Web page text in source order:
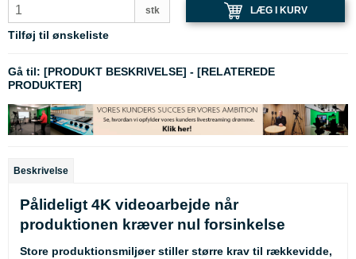
stk LÆG I KURV
Tilføj til ønskeliste
Gå til: [PRODUKT BESKRIVELSE] - [RELATEREDE
PRODUKTER]
Beskrivelse
Pålideligt 4K videoarbejde når
produktionen kræver nul forsinkelse
Store produktionsmiljøer stiller større krav til rækkevidde,